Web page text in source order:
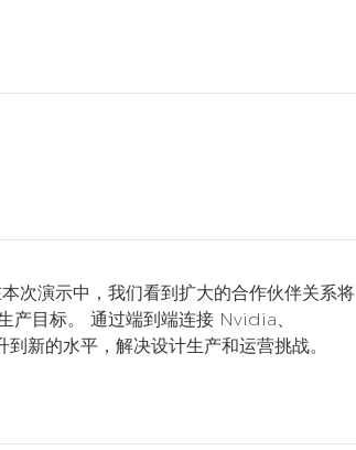
次演示中，我们看到扩大的合作伙伴关系将
产目标。 通过端到端连接 Nvidia、
新的水平，解决设计生产和运营挑战。